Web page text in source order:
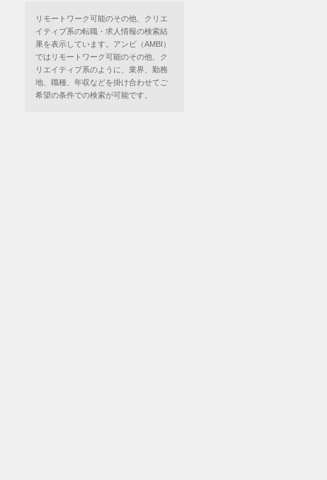
リモートワーク可能のその他、クリエ
イティブ系の転職・求人情報の検索結
果を表示しています。アンビ（AMBI）
ではリモートワーク可能のその他、ク
リエイティブ系のように、業界、勤務
地、職種、年収などを掛け合わせてご
希望の条件での検索が可能です。